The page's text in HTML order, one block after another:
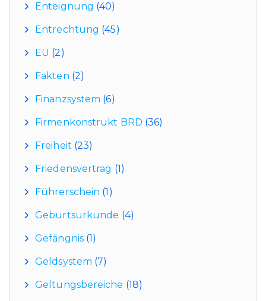
Enteignung (40)
Entrechtung (45)
EU (2)
Fakten (2)
Finanzsystem (6)
Firmenkonstrukt BRD (36)
Freiheit (23)
Friedensvertrag (1)
Führerschein (1)
Geburtsurkunde (4)
Gefängnis(1)
Geldsystem (7)
Geltungsbereiche (18)